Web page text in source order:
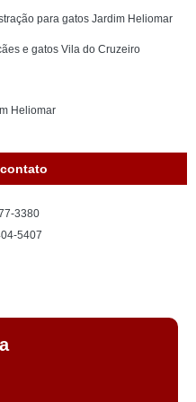
para gatos Jardim Heliomar
e gatos Vila do Cruzeiro
Heliomar
3380
5407